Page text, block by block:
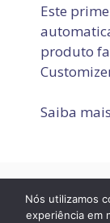
Este
produto
Saiba mais
Política de
Nós utilizamos
experiência em